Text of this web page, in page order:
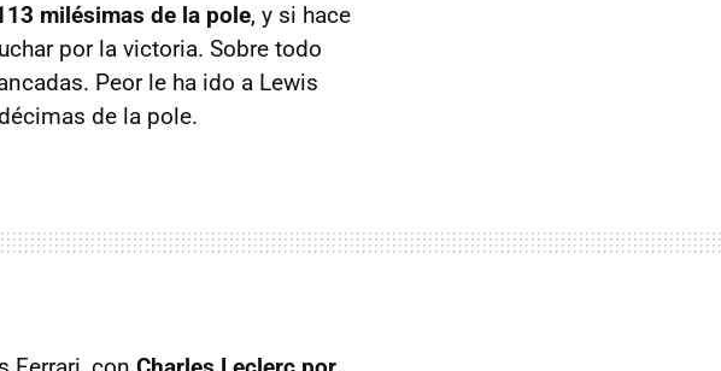
milésimas de la pole, y si hace
por la victoria. Sobre todo
Peor le ha ido a Lewis
de la pole.